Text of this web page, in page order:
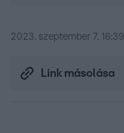
2023. szeptember 7. 16:39
Link másolása